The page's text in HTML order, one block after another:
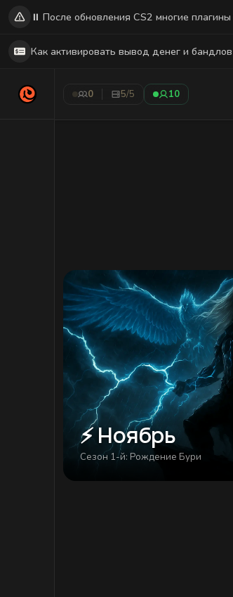
0 5/5 10
⚡ Ноябрь
Сезон 1-й: Рождение Бури
⏸️ После обновления CS2 многие
Как активировать вывод денег и бандлов